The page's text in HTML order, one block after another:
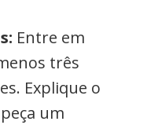
Entre em
três
Explique o
um